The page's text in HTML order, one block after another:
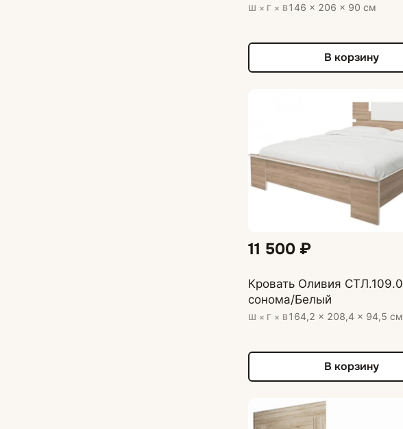
Ш × Г × В146 × 206 × 90 см
В корзину
11 500 ₽
Кровать Оливия
сонома/Белый
Ш × Г × В164,2 × 208,4 × 94,5 см
В корзину